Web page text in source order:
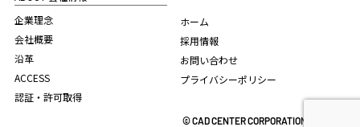
企業理念
会社概要
沿革
ACCESS
認証・許可取得
ホーム
採用情報
お問い合わせ
プライバシーポリシー
© CAD CENTER CORPORATION. 2022